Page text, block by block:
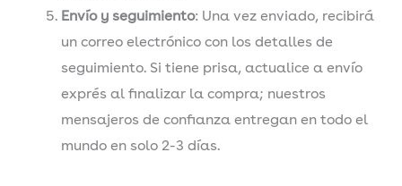
Envío y seguimiento: Una vez enviado, recibirá
un correo electrónico con los detalles de
seguimiento. Si tiene prisa, actualice a envío
exprés al finalizar la compra; nuestros
mensajeros de confianza entregan en todo el
mundo en solo 2-3 días.